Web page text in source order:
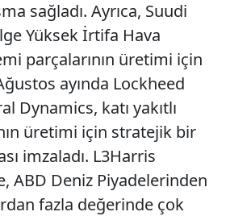
sağladı. Ayrıca, Suudi
Yüksek İrtifa Hava
parçalarının üretimi için
ayında Lockheed
Dynamics, katı yakıtlı
üretimi için stratejik bir
imzaladı. L3Harris
ABD Deniz Piyadelerinden
fazla değerinde çok